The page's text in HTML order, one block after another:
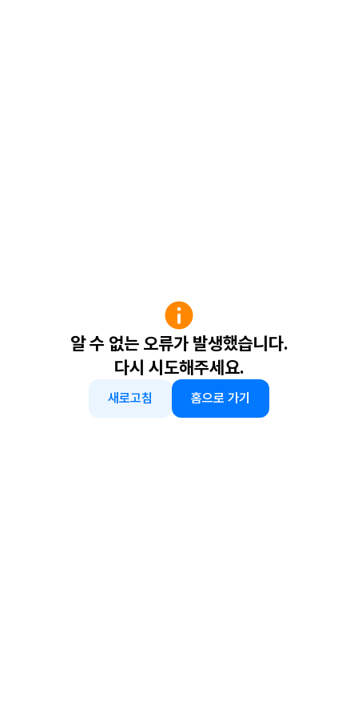
알 수 없는 오류가 발생했습니다.
다시 시도해주세요.
새로고침 홈으로 가기